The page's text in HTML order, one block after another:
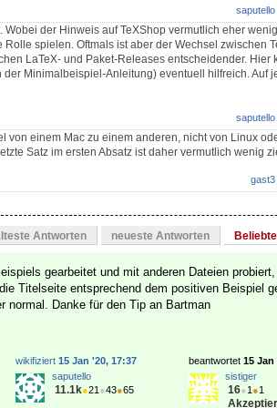
saputello
der Hinweis auf TeXShop vermutlich eher
spielen. Oftmals ist aber der Wechsel zwischen
LaTeX- und Paket-Releases entscheidender. Hier
der Minimalbeispiel-Anleitung) eventuell hilfreich. Auf
saputello
von einem Mac zu einem anderen, nicht von Linux
Satz im ersten Absatz ist daher vermutlich wenig
gast3
Antworten neueste Antworten
gearbeitet und mit anderen Dateien
Titelseite entsprechend dem positiven Beispiel
normal. Danke für den Tip an Bartman
beantwortet 15 Jan
sistiger
16●1 ●1
wikifiziert 15 Jan '20, 17:37
saputello
11.1k●21 ●43●65